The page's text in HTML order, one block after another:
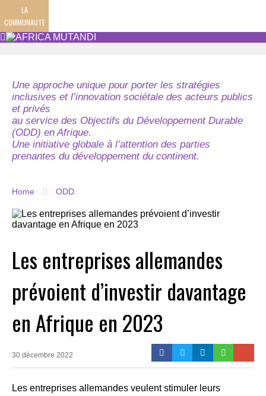
LA
COMMUNAUTE
Une approche unique pour porter les stratégies
inclusives et l’innovation sociétale des acteurs publics
et privés
au service des Objectifs du Développement Durable
(ODD) en Afrique.
Une initiative globale à l’attention des parties
prenantes du développement du continent.
Home ODD
Les entreprises allemandes
prévoient d’investir davantage
en Afrique en 2023
30 décembre 2022
Les entreprises allemandes veulent stimuler leurs